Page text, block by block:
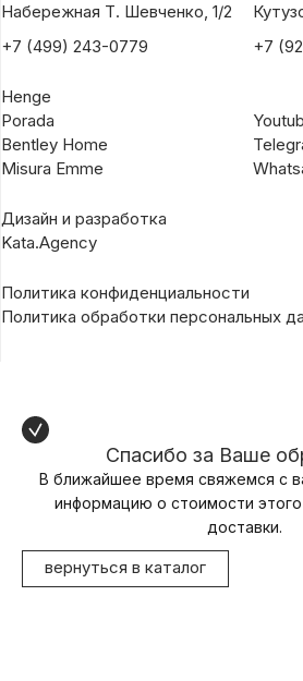
Набережная Т. Шевченко, 1/2
+7 (499) 243-0779
+7
Henge
Porada
Bentley Home
Misura Emme
Дизайн и разработка
Kata.Agency
Политика конфиденциальности
Политика обработки персональных
Спасибо за Ваше
В ближайшее время свяжемся с
информацию о стоимости
доставки.
вернуться в каталог